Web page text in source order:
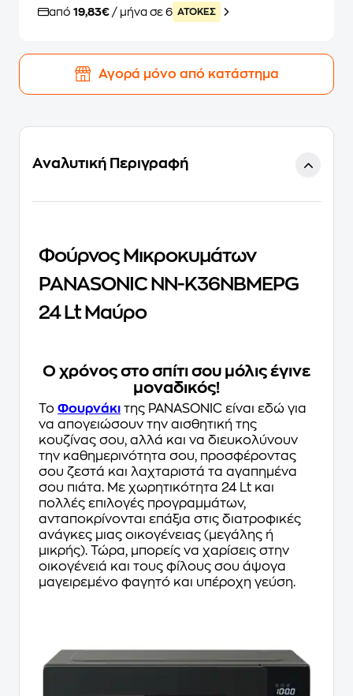
από 19,83€ / μήνα σε 6 ATOKEΣ
Αγορά μόνο από κατάστημα
Αναλυτική Περιγραφή
Φούρνος Μικροκυμάτων
PANASONIC ΝΝ-Κ36NBMEPG
24 Lt Μαύρο
Ο χρόνος στo σπίτι σου μόλις έγινε
μοναδικός!
Το Φουρνάκι της PANASONIC είναι εδώ για
να απογειώσουν την αισθητική της
κουζίνας σου, αλλά και να διευκολύνουν
την καθημερινότητα σου, προσφέροντας
σου ζεστά και λαχταριστά τα αγαπημένα
σου πιάτα. Με χωρητικότητα 24 Lt και
πολλές επιλογές προγραμμάτων,
ανταποκρίνονται επάξια στις διατροφικές
ανάγκες μιας οικογένειας (μεγάλης ή
μικρής). Τώρα, μπορείς να χαρίσεις στην
οικογένειά και τους φίλους σου άψογα
μαγειρεμένο φαγητό και υπέροχη γεύση.